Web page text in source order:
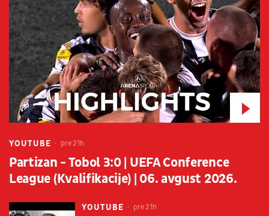
YOUTUBE pre 21h
Partizan - Tobol 3:0 | UEFA Conference
League (Kvalifikacije) | 06. avgust 2026.
YOUTUBE pre 21h